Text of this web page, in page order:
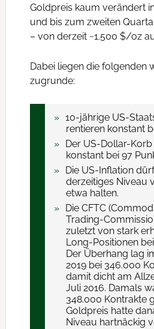
Goldpreis kaum verändert
und bis zum zweiten
– von derzeit ~1.500 $/oz
Dabei liegen die folgenden
zugrunde:
10-jährige US-
rentieren konstant
Der US-Dollar-
konstant bei 97
Die US-Inflation
derzeitiges Niveau
etwa halten.
Die CFTC
Trading-
zuletzt von stark
Long-Positionen
Der Überhang lag
2019 bei 346.000
damit dicht am
Juli 2016. Damals
348.000 Kontrakte
Goldpreis hatte
Niveau hartnäckig